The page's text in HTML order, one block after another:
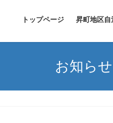
トップページ 昇町地区自
お知らせ